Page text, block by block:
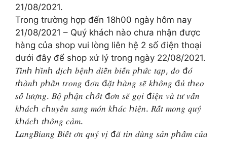
21/08/2021.
Trong trường hợp đến 18h00 ngày hôm nay
21/08/2021 – Quý khách nào chưa nhận được
hàng của shop vui lòng liên hệ 2 số điện thoại
dưới đây để shop xử lý trong ngày 22/08/2021.
𝑇𝑖̀𝑛ℎ ℎ𝑖̀𝑛ℎ 𝑑𝑖̣𝑐ℎ 𝑏𝑒̣̂𝑛ℎ 𝑑𝑖𝑒̂̃𝑛 𝑏𝑖𝑒̂́𝑛 𝑝ℎ𝑢̛́𝑐 𝑡𝑎̣𝑝, 𝑑𝑜 đ𝑜́
𝑡ℎ𝑎̀𝑛ℎ 𝑝ℎ𝑎̂̀𝑛 𝑡𝑟𝑜𝑛𝑔 đ𝑜̛𝑛 đ𝑎̣̆𝑡 ℎ𝑎̀𝑛𝑔 𝑠𝑒̃ 𝑘ℎ𝑜̂𝑛𝑔 đ𝑢̉ 𝑡ℎ𝑒𝑜
𝑠𝑜̂́ 𝑙𝑢̛𝑜̛̣𝑛𝑔. 𝐵𝑜̣̂ 𝑝ℎ𝑎̣̂𝑛 𝑐ℎ𝑜̂́𝑡 đ𝑜̛𝑛 𝑠𝑒̃ 𝑔𝑜̣𝑖 đ𝑖𝑒̣̂𝑛 𝑣𝑎̀ 𝑡𝑢̛ 𝑣𝑎̂́𝑛
𝑘ℎ𝑎́𝑐ℎ 𝑐ℎ𝑢𝑦𝑒̂̉𝑛 𝑠𝑎𝑛𝑔 𝑚𝑜́𝑛 𝑘ℎ𝑎́𝑐 ℎ𝑖𝑒̣̂𝑛. 𝑅𝑎̂́𝑡 𝑚𝑜𝑛𝑔 𝑞𝑢𝑦́
𝑘ℎ𝑎́𝑐ℎ 𝑡ℎ𝑜̂𝑛𝑔 𝑐𝑎̉𝑚.
𝐿𝑎𝑛𝑔𝐵𝑖𝑎𝑛𝑔 𝐵𝑖𝑒̂́𝑡 𝑜̛𝑛 𝑞𝑢𝑦́ 𝑣𝑖̣ đ𝑎̃ 𝑡𝑖𝑛 𝑑𝑢̀𝑛𝑔 𝑠𝑎̉𝑛 𝑝ℎ𝑎̂̉𝑚 𝑐𝑢̉𝑎